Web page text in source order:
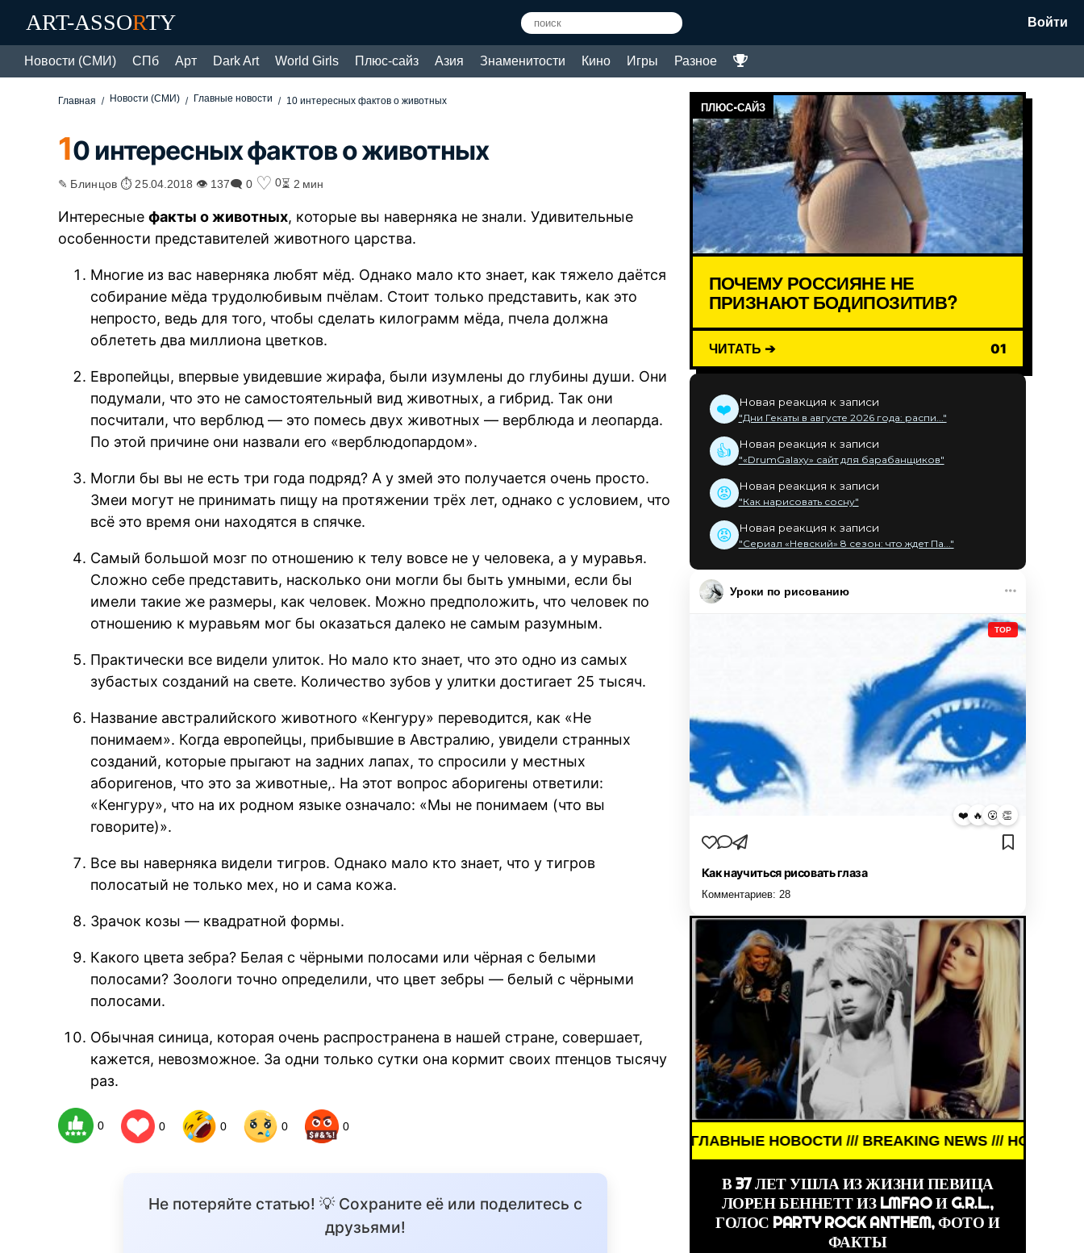
ART-ASSORTY Войти
Новости (СМИ) СПб Арт Dark Art World Girls Плюс-сайз Азия Знаменитости Кино Игры Разное
Главная Новости (СМИ) Главные новости 10 интересных фактов о животных
10 интересных фактов о животных
✎ Блинцов ⏱ 25.04.2018 👁 137🗨 0 ♡ 0⏳ 2 мин
Интересныефакты о животных, которые вы наверняка не знали. Удивительные
особенности представителей животного царства.
Многие из вас наверняка любят мёд. Однако мало кто знает, как тяжело даётся
собирание мёда трудолюбивым пчёлам. Стоит только представить, как это
непросто, ведь для того, чтобы сделать килограмм мёда, пчела должна
облететь два миллиона цветков.
Европейцы, впервые увидевшие жирафа, были изумлены до глубины души. Они
подумали, что это не самостоятельный вид животных, а гибрид. Так они
посчитали, что верблюд — это помесь двух животных — верблюда и леопарда.
По этой причине они назвали его «верблюдопардом».
Могли бы вы не есть три года подряд? А у змей это получается очень просто.
Змеи могут не принимать пищу на протяжении трёх лет, однако с условием, что
всё это время они находятся в спячке.
Самый большой мозг по отношению к телу вовсе не у человека, а у муравья.
Сложно себе представить, насколько они могли бы быть умными, если бы
имели такие же размеры, как человек. Можно предположить, что человек по
отношению к муравьям мог бы оказаться далеко не самым разумным.
Практически все видели улиток. Но мало кто знает, что это одно из самых
зубастых созданий на свете. Количество зубов у улитки достигает 25 тысяч.
Название австралийского животного «Кенгуру» переводится, как «Не
понимаем». Когда европейцы, прибывшие в Австралию, увидели странных
созданий, которые прыгают на задних лапах, то спросили у местных
аборигенов, что это за животные,. На этот вопрос аборигены ответили:
«Кенгуру», что на их родном языке означало: «Мы не понимаем (что вы
говорите)».
Все вы наверняка видели тигров. Однако мало кто знает, что у тигров
полосатый не только мех, но и сама кожа.
Зрачок козы — квадратной формы.
Какого цвета зебра? Белая с чёрными полосами или чёрная с белыми
полосами? Зоологи точно определили, что цвет зебры — белый с чёрными
полосами.
Обычная синица, которая очень распространена в нашей стране, совершает,
кажется, невозможное. За одни только сутки она кормит своих птенцов тысячу
раз.
0 0 0 0 0
Не потеряйте статью! 💡 Сохраните её или поделитесь с
друзьями!
ПЛЮС-САЙЗ
ПОЧЕМУ РОССИЯНЕ НЕ
ПРИЗНАЮТ БОДИПОЗИТИВ?
ЧИТАТЬ ➔ 01
❤️ Новая реакция к записи
"Дни Гекаты в августе 2026 года: распи..."
👍 Новая реакция к записи
"«DrumGalaxy» сайт для барабанщиков"
😡 Новая реакция к записи
"Как нарисовать сосну"
😡 Новая реакция к записи
"Сериал «Невский» 8 сезон: что ждет Па..."
Уроки по рисованию
TOP
❤️ 🔥 😮 👏
Как научиться рисовать глаза
Комментариев: 28
BREAKING NEWS /// НОВОСТИ (СМИ) /// ГЛАВНЫЕ НОВОСТИ /// BREAKING NEWS /// НОВОСТИ (СМИ) ///
В 37 ЛЕТ УШЛА ИЗ ЖИЗНИ ПЕВИЦА
ЛОРЕН БЕННЕТТ ИЗ LMFAO И G.R.L.,
ГОЛОС PARTY ROCK ANTHEM, ФОТО И
ФАКТЫ